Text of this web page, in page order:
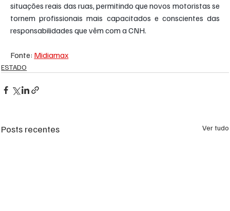
situações reais das ruas, permitindo que novos motoristas se
tornem profissionais mais capacitados e conscientes das
responsabilidades que vêm com a CNH.
Fonte: Midiamax
ESTADO
Posts recentes Ver tudo